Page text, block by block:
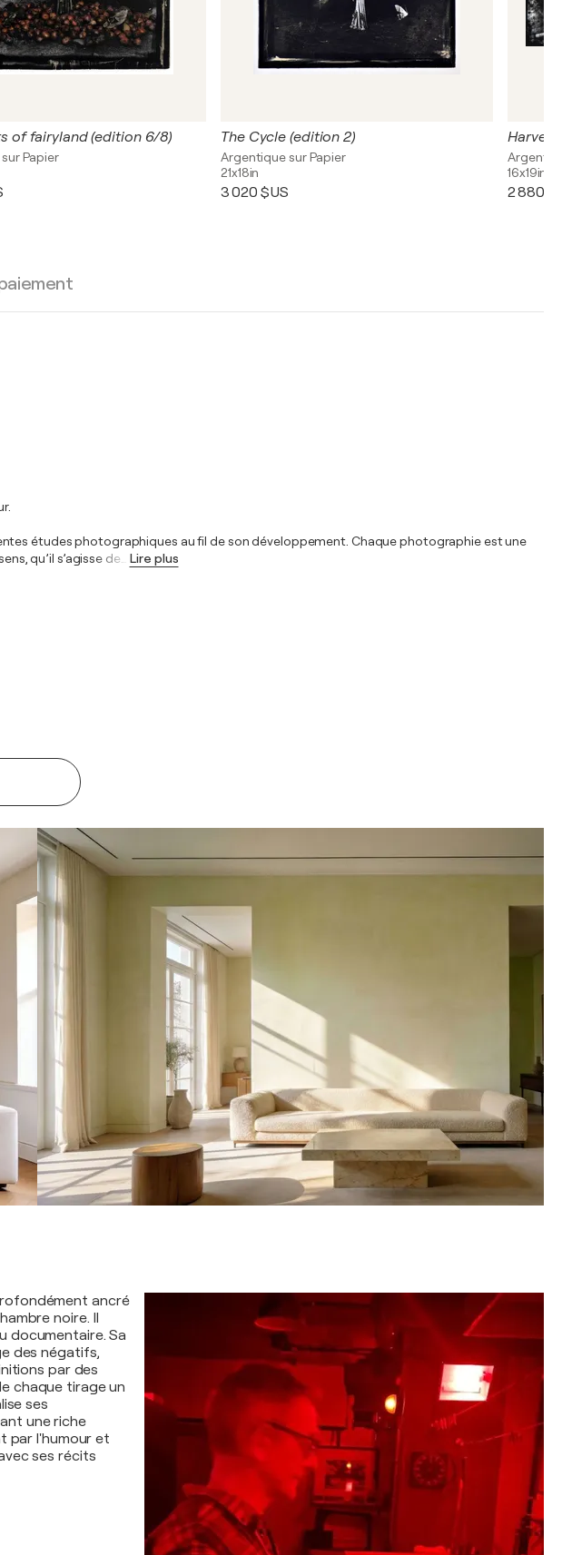
of fairyland (edition 6/8)
Papier
The Cycle (edition 2)
Argentique sur Papier
21x18in
3 020 $US
Harvest
16x19in
2 880
études photographiques au fil de son développement. Chaque photographie est une
qu’il s’agisse de
Lire plus
ancré
noire. Il
documentaire. Sa
des négatifs,
par des
chaque tirage un
ses
une riche
par l'humour et
ses récits